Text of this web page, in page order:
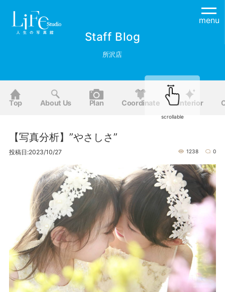
menu
Staff Blog
所沢店
Top About Us Plan Coordinate Interior
scrollable
【写真分析】”やさしさ”
投稿日:2023/10/27 1238 0